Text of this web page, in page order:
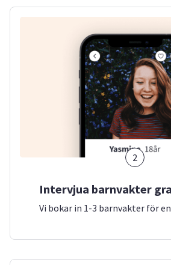
2
Intervjua barnvakter
Vi bokar in 1-3 barnvakter för